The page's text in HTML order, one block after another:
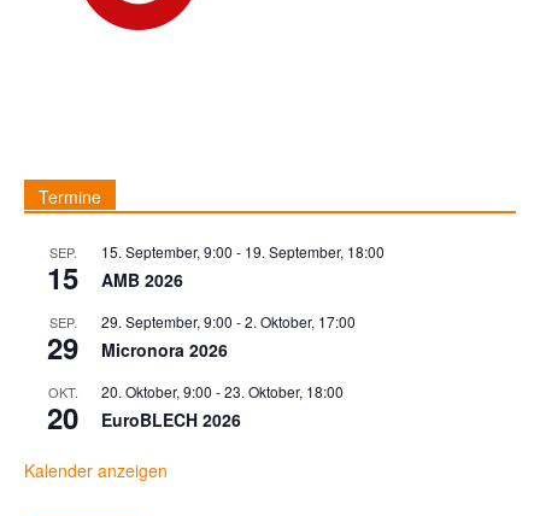
Termine
SEP.
15
15. September, 9:00 - 19. September, 18:00
AMB 2026
SEP.
29
29. September, 9:00 -2. Oktober, 17:00
Micronora 2026
OKT.
20
20. Oktober, 9:00 -23. Oktober, 18:00
EuroBLECH 2026
Kalender anzeigen